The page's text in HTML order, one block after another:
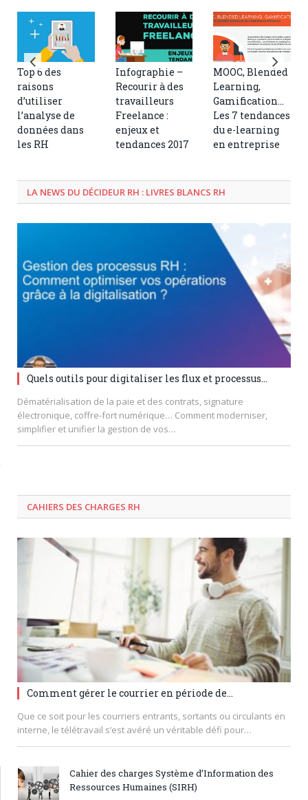
Top 6 des
raisons
d’utiliser
l’analyse de
données dans
les RH
Infographie –
Recourir à des
travailleurs
Freelance :
enjeux et
tendances 2017
MOOC, Blended
Learning,
Gamification…
Les 7 tendances
du e-learning
en entreprise
LA NEWS DU DÉCIDEUR RH : LIVRES BLANCS RH
Quels outils pour digitaliser les flux et processus...
Dématérialisation de la paie et des contrats, signature
électronique, coffre-fort numérique… Comment moderniser,
simplifier et unifier la gestion de vos…
CAHIERS DES CHARGES RH
Comment gérer le courrier en période de...
Que ce soit pour les courriers entrants, sortants ou circulants en
interne, le télétravail s’est avéré un véritable défi pour…
Cahier des charges Système d’Information des
Ressources Humaines (SIRH)